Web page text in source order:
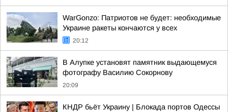
WarGonzo: Патриотов не будет: необходимые
Украине ракеты кончаются у всех
20:12
В Алупке установят памятник выдающемуся
фотографу Василию Сокорнову
20:09
КНДР бьёт Украину | Блокада портов Одессы